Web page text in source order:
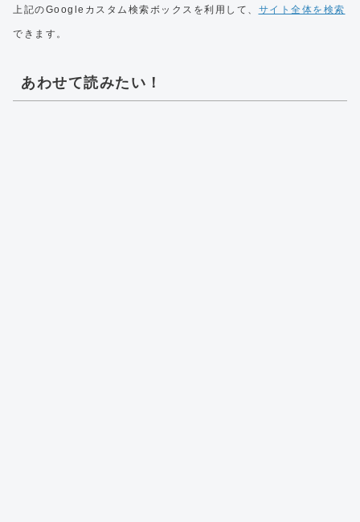
上記のGoogleカスタム検索ボックスを利用して、 サイト全体を検索
できます。
あわせて読みたい！